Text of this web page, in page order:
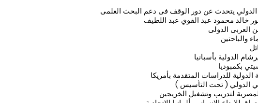
الدولي يتحدث عن دور الوقف فى دعم البحث العلمى
خالد محمود عبد القوي عبد اللطيف
الدولى
والباحثين
الدولية بأسبانيا
بكمبوديا
للدراسات المتقدمة بأمريكا
الدولي ( تحت التأسيس )
لتدريب وتشغيل الخريجين